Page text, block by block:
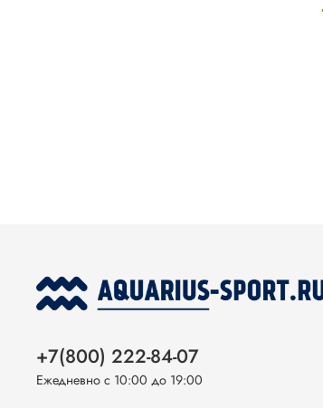
+7(800) 222-84-07
Ежедневно с 10:00 до 19:00